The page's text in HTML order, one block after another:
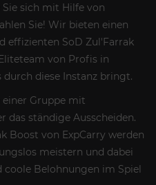
Sie sich mit Hilfe von
Sie! Wir bieten einen
effizienten SoD Zul'Farrak
von Profis in
durch diese Instanz bringt.
einer Gruppe mit
das ständige Ausscheiden.
Boost von ExpCarry werden
meistern und dabei
coole Belohnungen im Spiel